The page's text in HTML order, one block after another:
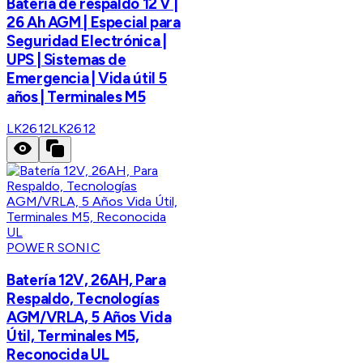
26 Ah AGM | Especial para
Seguridad Electrónica |
UPS | Sistemas de
Emergencia | Vida útil 5
años | Terminales M5
LK2612LK2612
POWER SONIC
Batería 12V, 26AH, Para
Respaldo, Tecnologías
AGM/VRLA, 5 Años Vida
Útil, Terminales M5,
Reconocida UL